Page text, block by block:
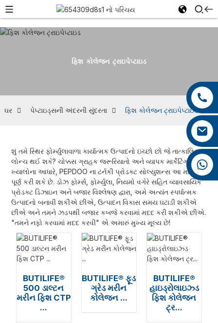
+86 13959222339
+86 0592 5599526
+86 18965423693
ફિશ કોલેજન ટ્રાઇપેપ્ટાઇડ
ઘર પેપ્ટાઇડ્સની અંદરની સુંદરતા ફિશ કોલેજન ટ્રાઇપેપ્ટાઇડ
શું તમે સ્થિર ફોર્મ્યુલાવાળા કાર્યાત્મક ઉત્પાદનો ઇચ્છો છો જે તાત્કાલિક
લોન્ચ થઈ શકે? ચોક્કસ ગ્રાહક જરૂરિયાતો અને વ્યાપક માર્કેટિંગ
ખ્યાલોના આધારે, PEPDOO ના ટર્નકી પ્રોડક્ટ સોલ્યુશન્સ આ માંગને
પૂર્ણ કરી શકે છે. ડોઝ ફોર્મ્સ, ફોર્મ્યુલા, નિયમો વગેરે સહિત વ્યાવસાયિક
પ્રોડક્ટ ડિઝાઇન અને બજાર વિશ્લેષણ દ્વારા, અમે અત્યંત સ્પર્ધાત્મક
ઉત્પાદનો બનાવી શકીએ છીએ, ઉત્પાદન વિકાસ સમય ઘટાડી શકીએ
છીએ અને તમને ઝડપથી બજાર કબજે કરવામાં મદદ કરી શકીએ છીએ.
"તમને નફો કરવામાં મદદ કરવી" એ અમારું મુખ્ય મૂલ્ય છે!
BUTILIFE®
500 ડાલ્ટન
મરીન ફિશ CTP
...
BUTILIFE® ફૂડ
ગ્રેડ મરીન
કોલેજન ...
BUTILIFE®
હાઇડ્રોલાઇઝ્ડ
ફિશ કોલેજન
ટ્ર...